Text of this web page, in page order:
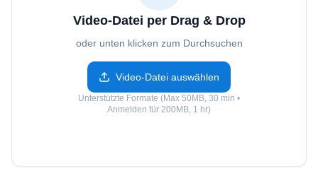
Video-Datei per Drag & Drop
oder unten klicken zum Durchsuchen
Video-Datei auswählen
Unterstützte Formate (Max 50MB, 30 min •
Anmelden für 200MB, 1 hr)